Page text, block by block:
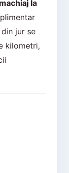
machiaj la
jur se
kilometri,